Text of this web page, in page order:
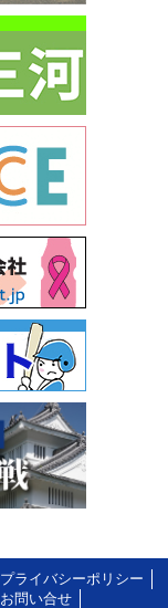
プライバシーポリシー
お問い合せ